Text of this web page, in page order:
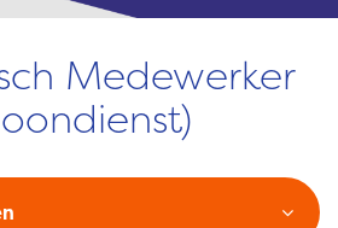
Medewerker